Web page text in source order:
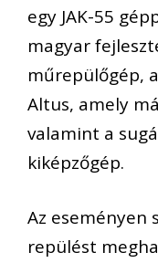
egy JAK-55
magyar
műrepülőgép,
Altus, amely
valamint a
kiképzőgép.
Az eseményen
repülést